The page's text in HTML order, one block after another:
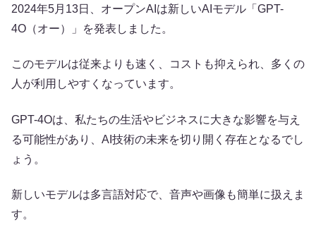
2024年5月13日、オープンAIは新しいAIモデル「GPT-
4O（オー）」を発表しました。
このモデルは従来よりも速く、コストも抑えられ、多くの
人が利用しやすくなっています。
GPT-4Oは、私たちの生活やビジネスに大きな影響を与え
る可能性があり、AI技術の未来を切り開く存在となるでし
ょう。
新しいモデルは多言語対応で、音声や画像も簡単に扱えま
す。